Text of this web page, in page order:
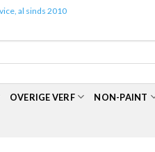
al sinds 2010
OVERIGE VERF NON-PAINT